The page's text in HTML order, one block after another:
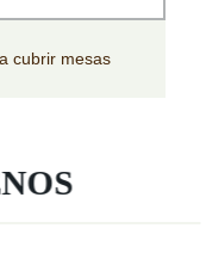
cubrir mesas